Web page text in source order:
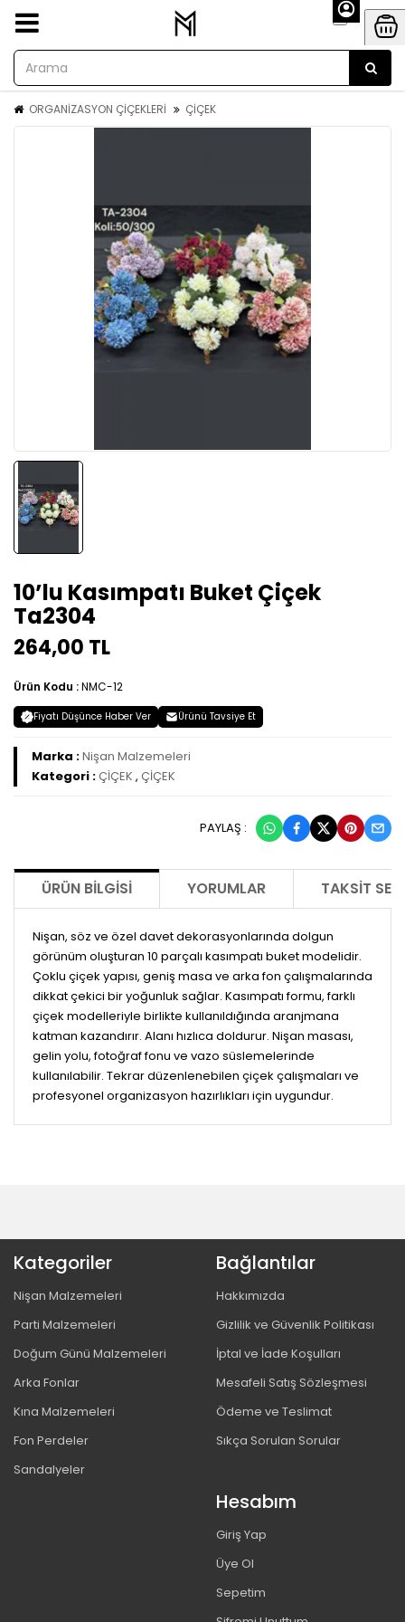
ORGANİZASYON ÇİÇEKLERİ ÇİÇEK
10’lu Kasımpatı Buket Çiçek
Ta2304
264,00 TL
Ürün Kodu :NMC-12
Fiyatı Düşünce Haber Ver Ürünü Tavsiye Et
Marka :Nişan Malzemeleri
Kategori :ÇİÇEK , ÇİÇEK
PAYLAŞ :
ÜRÜN BILGISI YORUMLAR TAKSIT
Nişan, söz ve özel davet dekorasyonlarında dolgun
görünüm oluşturan 10 parçalı kasımpatı buket modelidir.
Çoklu çiçek yapısı, geniş masa ve arka fon çalışmalarında
dikkat çekici bir yoğunluk sağlar. Kasımpatı formu, farklı
çiçek modelleriyle birlikte kullanıldığında aranjmana
katman kazandırır. Alanı hızlıca doldurur. Nişan masası,
gelin yolu, fotoğraf fonu ve vazo süslemelerinde
kullanılabilir. Tekrar düzenlenebilen çiçek çalışmaları ve
profesyonel organizasyon hazırlıkları için uygundur.
Kategoriler
Nişan Malzemeleri
Parti Malzemeleri
Doğum Günü Malzemeleri
Arka Fonlar
Kına Malzemeleri
Fon Perdeler
Sandalyeler
Bağlantılar
Hakkımızda
Gizlilik ve Güvenlik Politikası
İptal ve İade Koşulları
Mesafeli Satış Sözleşmesi
Ödeme ve Teslimat
Sıkça Sorulan Sorular
Hesabım
Giriş Yap
Üye Ol
Sepetim